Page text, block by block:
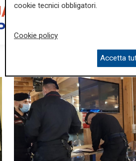
cookie tecnici obbligatori.
Cookie policy
Accetta